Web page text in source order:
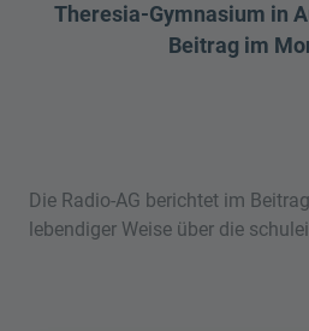
Theresia-Gymnasium in
Beitrag im
Die Radio-AG berichtet im Beitrag
lebendiger Weise über die